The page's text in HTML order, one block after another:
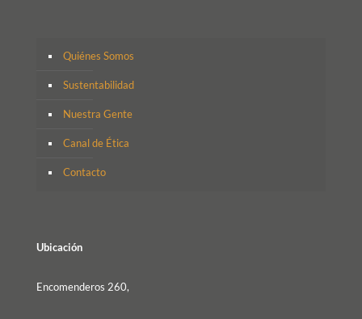
Quiénes Somos
Sustentabilidad
Nuestra Gente
Canal de Ética
Contacto
Ubicación
Encomenderos 260,